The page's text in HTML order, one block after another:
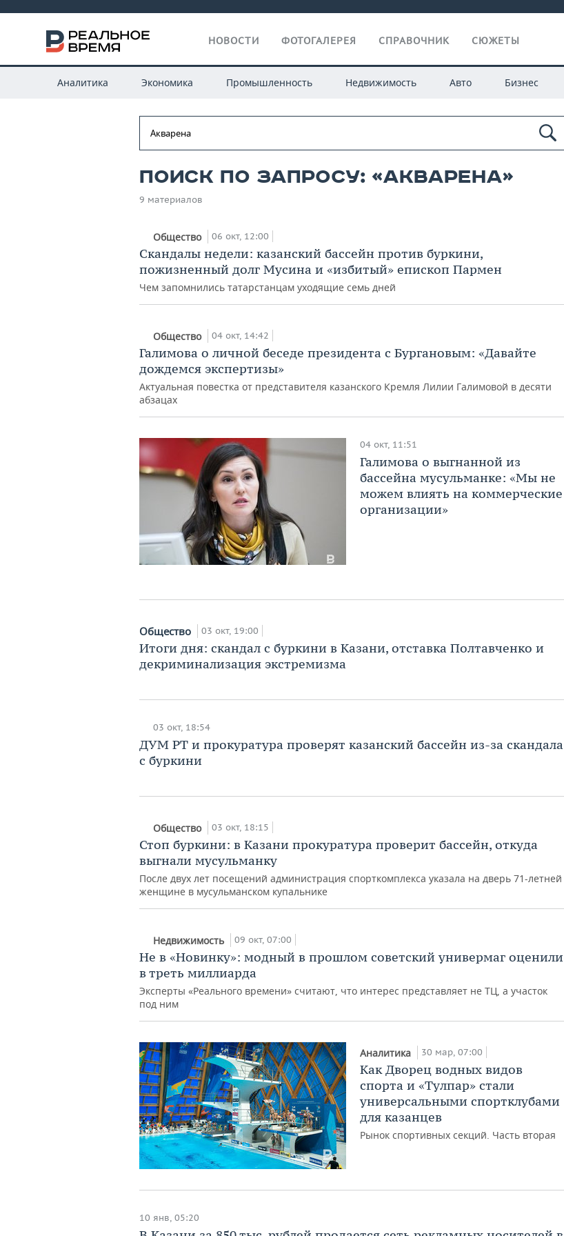
НОВОСТИ ФОТОГАЛЕРЕЯ СПРАВОЧНИК СЮЖЕТЫ
Аналитика Экономика Промышленность Недвижимость Авто Бизнес
Поиск по запросу: «Акварена»
9 материалов
Общество 06 окт, 12:00
Скандалы недели: казанский бассейн против буркини,
пожизненный долг Мусина и «избитый» епископ Пармен
Чем запомнились татарстанцам уходящие семь дней
Общество 04 окт, 14:42
Галимова о личной беседе президента с Бургановым: «Давайте
дождемся экспертизы»
Актуальная повестка от представителя казанского Кремля Лилии Галимовой в десяти
абзацах
04 окт, 11:51
Галимова о выгнанной из
бассейна мусульманке: «Мы не
можем влиять на коммерческие
организации»
Общество 03 окт, 19:00
Итоги дня: скандал с буркини в Казани, отставка Полтавченко и
декриминализация экстремизма
03 окт, 18:54
ДУМ РТ и прокуратура проверят казанский бассейн из-за скандала
с буркини
Общество 03 окт, 18:15
Стоп буркини: в Казани прокуратура проверит бассейн, откуда
выгнали мусульманку
После двух лет посещений администрация спорткомплекса указала на дверь 71-летней
женщине в мусульманском купальнике
Недвижимость 09 окт, 07:00
Не в «Новинку»: модный в прошлом советский универмаг оценили
в треть миллиарда
Эксперты «Реального времени» считают, что интерес представляет не ТЦ, а участок
под ним
Аналитика 30 мар, 07:00
Как Дворец водных видов
спорта и «Тулпар» стали
универсальными спортклубами
для казанцев
Рынок спортивных секций. Часть вторая
10 янв, 05:20